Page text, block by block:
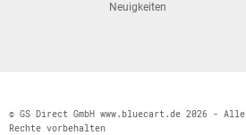
Neuigkeiten
© GS Direct GmbH www.bluecart.de 2026 - Alle
Rechte vorbehalten